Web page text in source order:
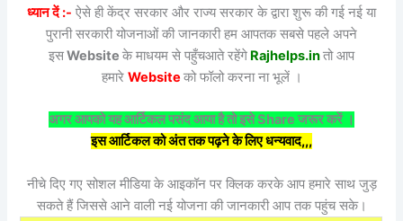
ध्यान दें :- ऐसे ही केंद्र सरकार और राज्य सरकार के द्वारा शुरू की गई नई या
पुरानी सरकारी योजनाओं की जानकारी हम आपतक सबसे पहले अपने
इसWebsite के माधयम से पहुँचआते रहेंगे Rajhelps.inतो आप
हमारे Website को फॉलो करना ना भूलें ।
अगर आपको यह आर्टिकल पसंद आया है तो इसे Share जरूर करें ।
इस आर्टिकल को अंत तक पढ़ने के लिए धन्यवाद,,,
नीचे दिए गए सोशल मीडिया के आइकॉन पर क्लिक करके आप हमारे साथ जुड़
सकते हैं जिससे आने वाली नई योजना की जानकारी आप तक पहुंच सके।